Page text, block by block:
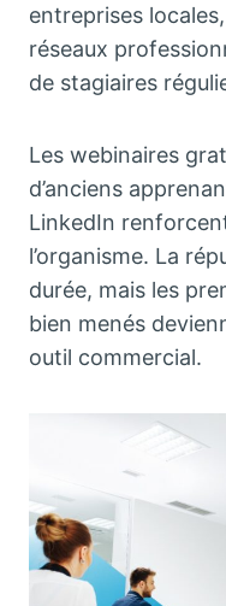
entreprises
réseaux
de stagiaires
Les webinaires
d’anciens
LinkedIn
l’organisme. La
durée, mais les
bien menés
outil commercial.